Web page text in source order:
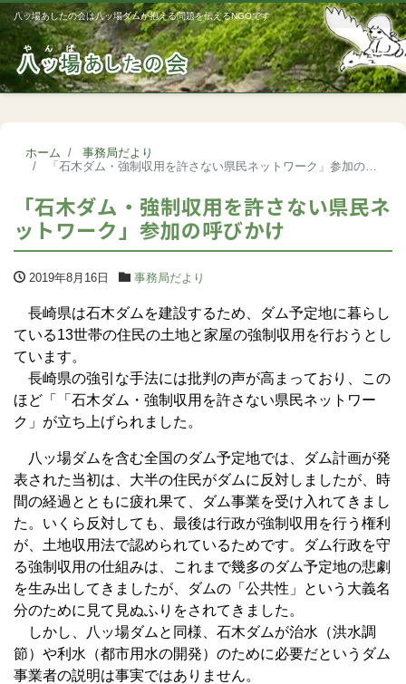
八ッ場あしたの会は八ッ場ダムが抱える問題を伝えるNGOです
ホーム
事務局だより
「石木ダム・強制収用を許さない県民ネットワーク」参加の呼びかけ
「石木ダム・強制収用を許さない県民ネ
ットワーク」参加の呼びかけ
2019年8月16日 事務局だより
長崎県は石木ダムを建設するため、ダム予定地に暮らし
ている13世帯の住民の土地と家屋の強制収用を行おうとし
ています。
長崎県の強引な手法には批判の声が高まっており、この
ほど「「石木ダム・強制収用を許さない県民ネットワー
ク」が立ち上げられました。
八ッ場ダムを含む全国のダム予定地では、ダム計画が発
表された当初は、大半の住民がダムに反対しましたが、時
間の経過とともに疲れ果て、ダム事業を受け入れてきまし
た。いくら反対しても、最後は行政が強制収用を行う権利
が、土地収用法で認められているためです。ダム行政を守
る強制収用の仕組みは、これまで幾多のダム予定地の悲劇
を生み出してきましたが、ダムの「公共性」という大義名
分のために見て見ぬふりをされてきました。
しかし、八ッ場ダムと同様、石木ダムが治水（洪水調
節）や利水（都市用水の開発）のために必要だというダム
事業者の説明は事実ではありません。